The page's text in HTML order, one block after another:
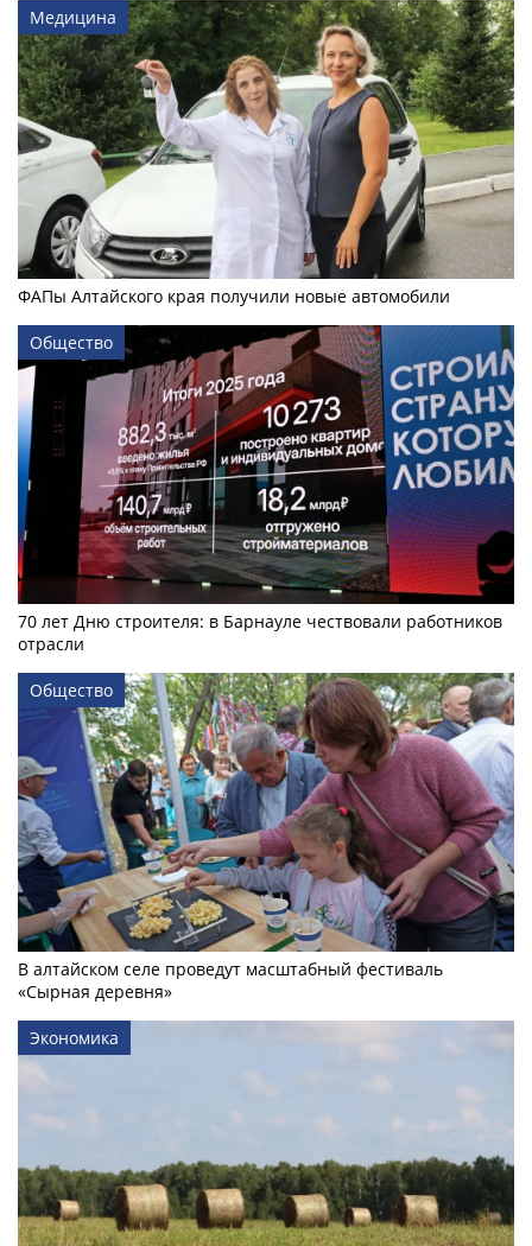
Медицина
ФАПы Алтайского края получили новые автомобили
Общество
70 лет Дню строителя: в Барнауле чествовали работников
отрасли
Общество
В алтайском селе проведут масштабный фестиваль
«Сырная деревня»
Экономика